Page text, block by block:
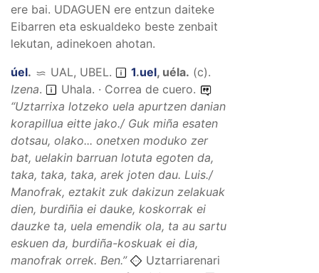
ere bai. UDAGUEN ere entzun daiteke
Eibarren eta eskualdeko beste zenbait
lekutan, adinekoen ahotan.
úel. UAL, UBEL. 1.uel, uéla. (c).
Izena.
Uhala. · Correa de cuero.
“Uztarrixa lotzeko uela apurtzen danian
korapillua eitte jako./ Guk miña esaten
dotsau, olako... onetxen moduko zer
bat, uelakin barruan lotuta egoten da,
taka, taka, taka, arek joten dau. Luis./
Manofrak, eztakit zuk dakizun zelakuak
dien, burdiñia ei dauke, koskorrak ei
dauzke ta, uela emendik ola, ta au sartu
eskuen da, burdiña-koskuak ei dia,
manofrak orrek. Ben.”
Uztarriarenari